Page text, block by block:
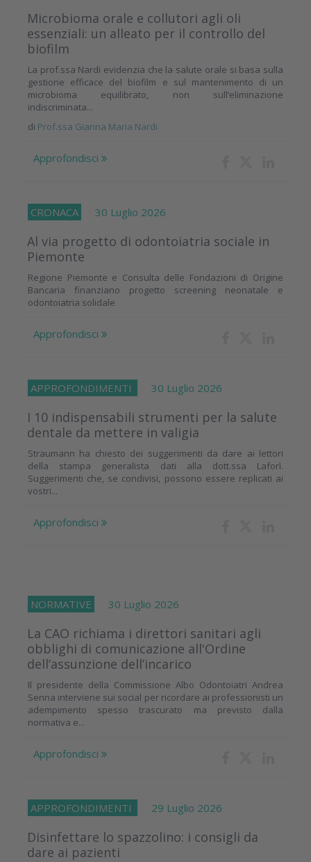
Microbioma orale e collutori agli oli
essenziali: un alleato per il controllo del
biofilm
La prof.ssa Nardi evidenzia che la salute orale si basa sulla
gestione efficace del biofilm e sul mantenimento di un
microbioma equilibrato, non sull’eliminazione
indiscriminata...
di Prof.ssa Gianna Maria Nardi
Approfondisci
CRONACA 30 Luglio 2026
Al via progetto di odontoiatria sociale in
Piemonte
Regione Piemonte e Consulta delle Fondazioni di Origine
Bancaria finanziano progetto screening neonatale e
odontoiatria solidale
Approfondisci
APPROFONDIMENTI 30 Luglio 2026
I 10 indispensabili strumenti per la salute
dentale da mettere in valigia
Straumann ha chiesto dei suggerimenti da dare ai lettori
della stampa generalista dati alla dott.ssa Laforì.
Suggerimenti che, se condivisi, possono essere replicati ai
vostri...
Approfondisci
NORMATIVE 30 Luglio 2026
La CAO richiama i direttori sanitari agli
obblighi di comunicazione all'Ordine
dell’assunzione dell’incarico
Il presidente della Commissione Albo Odontoiatri Andrea
Senna interviene sui social per ricordare ai professionisti un
adempimento spesso trascurato ma previsto dalla
normativa e...
Approfondisci
APPROFONDIMENTI 29 Luglio 2026
Disinfettare lo spazzolino: i consigli da
dare ai pazienti